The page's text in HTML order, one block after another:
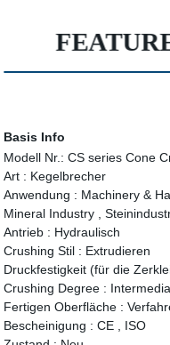
Basis Info
Modell Nr.: CS series Cone
Art : Kegelbrecher
Anwendung : Machinery &
Mineral Industry ,
Antrieb : Hydraulisch
Crushing Stil : Extrudieren
Druckfestigkeit (für die
Crushing Degree :
Fertigen Oberfläche :
Bescheinigung : CE , ISO